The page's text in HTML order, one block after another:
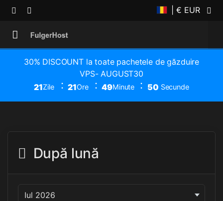
| € EUR
30% DISCOUNT la toate pachetele de găzduire
VPS- AUGUST30
21Zile 21Ore 49Minute 50 Secunde
După lună